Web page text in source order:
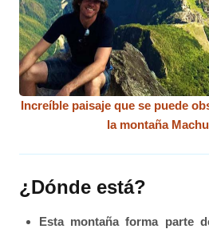
Increíble paisaje que se puede
la montaña
¿Dónde está?
Esta montaña forma parte